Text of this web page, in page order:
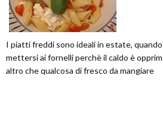
I piatti freddi sono ideali in estate,
mettersi ai fornelli perchè il caldo è
altro che qualcosa di fresco da mangiare